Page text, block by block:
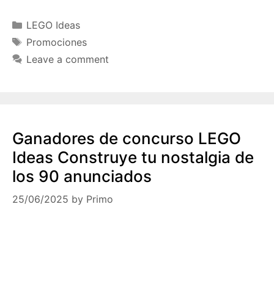
Categories
LEGO Ideas
Tags
Promociones
Leave a comment
Ganadores de concurso LEGO
Ideas Construye tu nostalgia de
los 90 anunciados
25/06/2025 by Primo